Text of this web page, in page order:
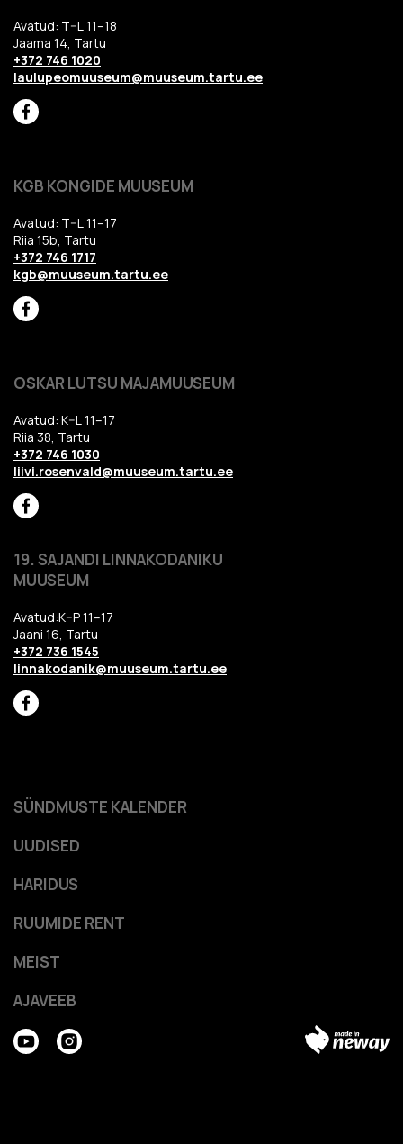
Avatud: T–L 11–18
Jaama 14, Tartu
+372 746 1020
laulupeomuuseum@muuseum.tartu.ee
KGB KONGIDE MUUSEUM
Avatud: T–L 11–17
Riia 15b, Tartu
+372 746 1717
kgb@muuseum.tartu.ee
OSKAR LUTSU MAJAMUUSEUM
Avatud: K–L 11–17
Riia 38, Tartu
+372 746 1030
liivi.rosenvald@muuseum.tartu.ee
19. SAJANDI LINNAKODANIKU
MUUSEUM
Avatud:K–P 11–17
Jaani 16, Tartu
+372 736 1545
linnakodanik@muuseum.tartu.ee
HARIDUS
RUUMIDE RENT
MEIST
AJAVEEB
SÜNDMUSTE KALENDER
UUDISED